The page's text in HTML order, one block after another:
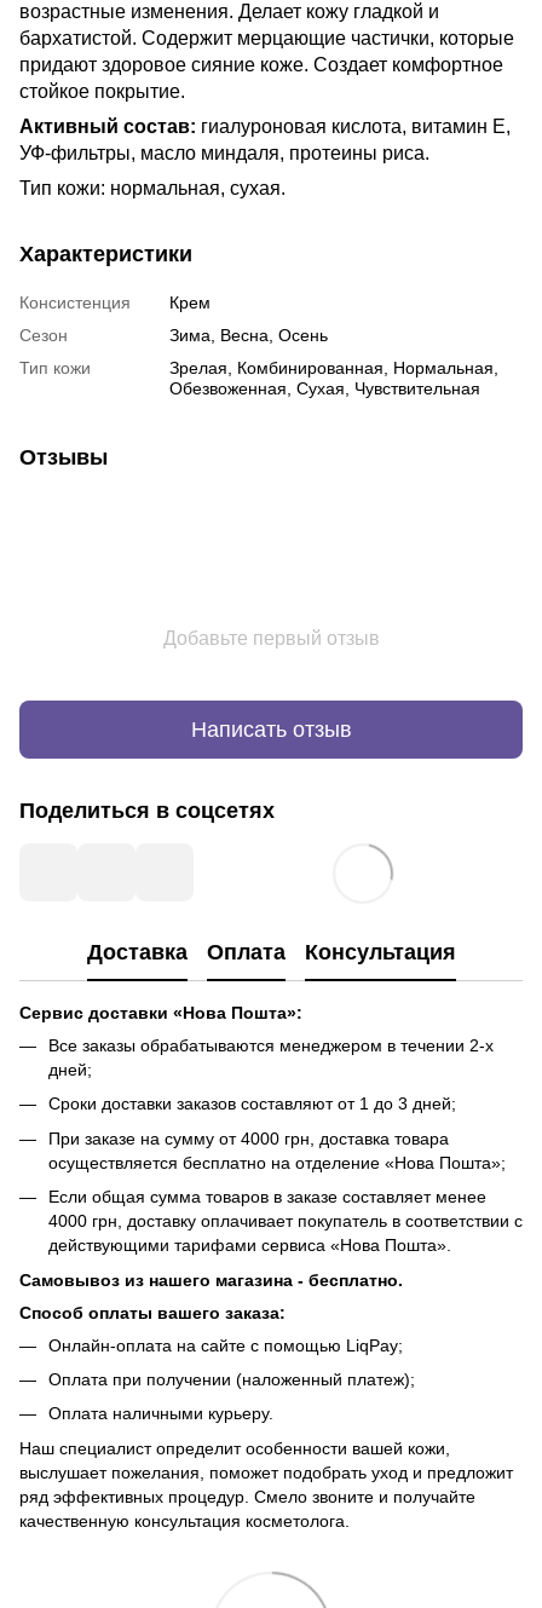
возрастные изменения. Делает кожу гладкой и
бархатистой. Содержит мерцающие частички, которые
придают здоровое сияние коже. Создает комфортное
стойкое покрытие.
Активный состав: гиалуроновая кислота, витамин E,
УФ-фильтры, масло миндаля, протеины риса.
Тип кожи: нормальная, сухая.
Характеристики
Консистенция
Крем
Сезон
Зима, Весна, Осень
Тип кожи
Зрелая, Комбинированная, Нормальная,
Обезвоженная, Сухая, Чувствительная
Отзывы
Добавьте первый отзыв
Написать отзыв
Поделиться в соцсетях
Доставка Оплата Консультация
Сервис доставки «Нова Пошта»:
Все заказы обрабатываются менеджером в течении 2-х
дней;
Сроки доставки заказов составляют от 1 до 3 дней;
При заказе на сумму от 4000 грн, доставка товара
осуществляется бесплатно на отделение «Нова Пошта»;
Если общая сумма товаров в заказе составляет менее
4000 грн, доставку оплачивает покупатель в соответствии с
действующими тарифами сервиса «Нова Пошта».
Самовывоз из нашего магазина - бесплатно.
Способ оплаты вашего заказа:
Онлайн-оплата на сайте с помощью LiqPay;
Оплата при получении (наложенный платеж);
Оплата наличными курьеру.
Наш специалист определит особенности вашей кожи,
выслушает пожелания, поможет подобрать уход и предложит
ряд эффективных процедур. Смело звоните и получайте
качественную консультация косметолога.